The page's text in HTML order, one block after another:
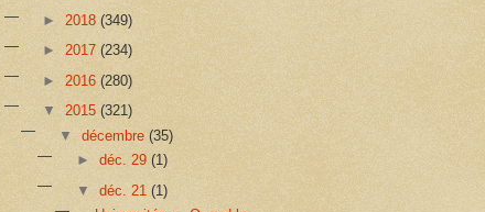
► 2018 (349)
► 2017 (234)
► 2016 (280)
▼ 2015 (321)
▼décembre(35)
► déc. 29 (1)
▼ déc. 21 (1)